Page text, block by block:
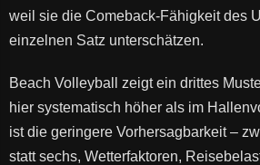
weil sie die Comeback-Fähigkeit des
einzelnen Satz unterschätzen.
Beach Volleyball zeigt ein drittes
hier systematisch höher als im
ist die geringere Vorhersagbarkeit –
statt sechs, Wetterfaktoren,